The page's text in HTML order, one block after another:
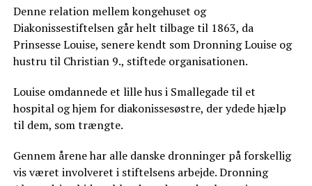
Denne relation mellem kongehuset og
Diakonissestiftelsen går helt tilbage til 1863, da
Prinsesse Louise, senere kendt som Dronning Louise og
hustru til Christian 9., stiftede organisationen.
Louise omdannede et lille hus i Smallegade til et
hospital og hjem for diakonissesøstre, der ydede hjælp
til dem, som trængte.
Gennem årene har alle danske dronninger på forskellig
vis været involveret i stiftelsens arbejde. Dronning